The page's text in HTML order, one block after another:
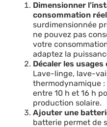
Dimensionner
consommation
surdimensionnée
ne pouvez pas
votre
adaptez la
Décaler les
Lave-linge, lave-
thermodynamique
entre 10 h et 16 h
production solaire.
Ajouter une
batterie permet de